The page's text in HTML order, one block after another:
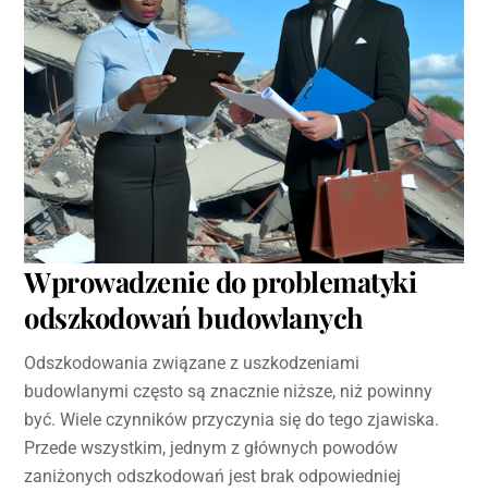
Wprowadzenie do problematyki
odszkodowań budowlanych
Odszkodowania związane z uszkodzeniami
budowlanymi często są znacznie niższe, niż powinny
być. Wiele czynników przyczynia się do tego zjawiska.
Przede wszystkim, jednym z głównych powodów
zaniżonych odszkodowań jest brak odpowiedniej